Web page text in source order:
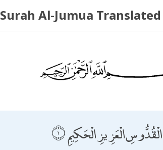
Surah Al-Jumua
الْعَزِيزِ الْحَكِيمِ